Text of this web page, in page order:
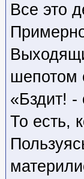
Все это
шепотом
«Бздит! -
То есть,